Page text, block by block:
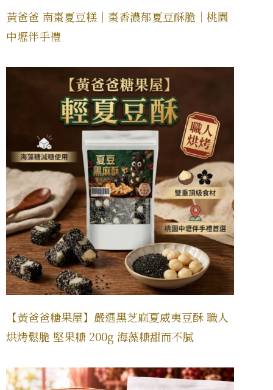
黃爸爸 南棗夏豆糕｜棗香濃郁夏豆酥脆｜桃園
中壢伴手禮
【黃爸爸糖果屋】嚴選黑芝麻夏威夷豆酥 職人
烘烤鬆脆 堅果糖 200g 海藻糖甜而不膩